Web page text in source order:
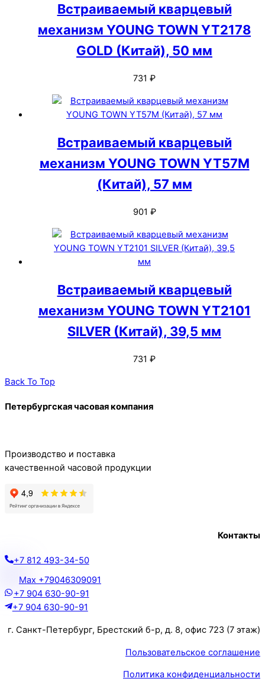
Встраиваемый кварцевый
механизм YOUNG TOWN YT2178
GOLD (Китай), 50 мм
731 ₽
Встраиваемый кварцевый
механизм YOUNG TOWN YT57M
(Китай), 57 мм
901 ₽
Встраиваемый кварцевый
механизм YOUNG TOWN YT2101
SILVER (Китай), 39,5 мм
731 ₽
Back To Top
Петербургская часовая компания
Производство и поставка
качественной часовой продукции
Контакты
+7 812 493-34-50
Max +79046309091
+7 904 630-90-91
+7 904 630-90-91
г. Санкт-Петербург, Брестский б-р, д. 8, офис 723 (7 этаж)
Пользовательское соглашение
Политика конфиденциальности